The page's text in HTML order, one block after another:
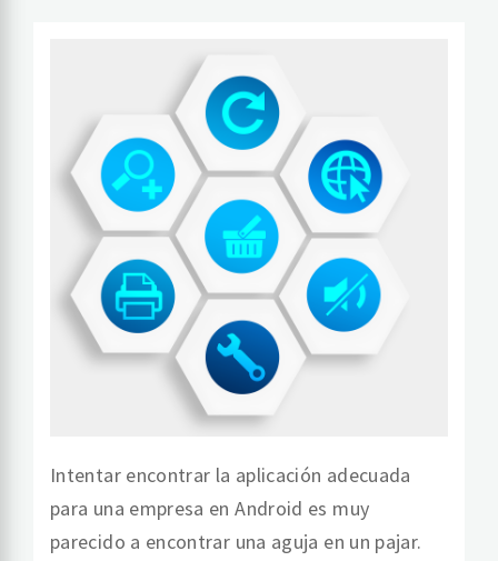
Intentar encontrar la aplicación adecuada
para una empresa en Android es muy
parecido a encontrar una aguja en un pajar.